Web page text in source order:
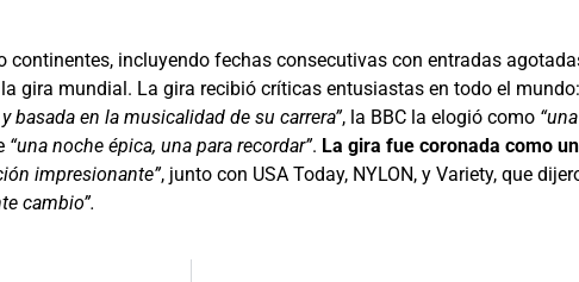
incluyendo fechas consecutivas con entradas
gira mundial. La gira recibió críticas entusiastas en todo el
basada en la musicalidad de su carrera”, la BBC la elogió como
“una noche épica, una para recordar”. La gira fue coronada como
impresionante”, junto con USA Today, NYLON, y Variety, que
cambio”.